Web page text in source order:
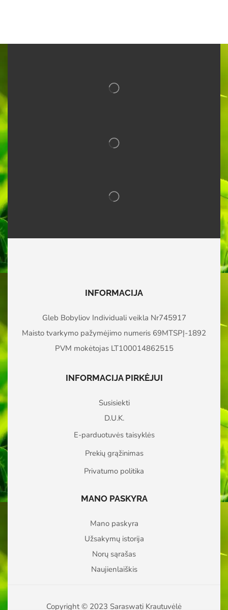
INFORMACIJA
Gleb Bobyliov Individuali veikla Nr745917
Maisto tvarkymo pažymėjimo numeris 69MTSPĮ-1892
PVM mokėtojas LT100014862515
INFORMACIJA PIRKĖJUI
Susisiekti
D.U.K.
E-parduotuvės taisyklės
Prekių grąžinimas
Privatumo politika
MANO PASKYRA
Mano paskyra
Užsakymų istorija
Norų sąrašas
Naujienlaiškis
Copyright © 2023 Saraswati Krautuvėlė